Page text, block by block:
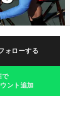
ォローする
で
ント追加